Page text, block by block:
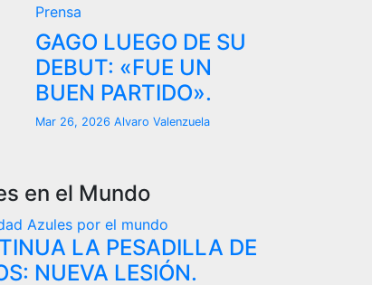
Prensa
GAGO LUEGO DE SU
DEBUT: «FUE UN
BUEN PARTIDO».
Mar 26, 2026 Alvaro Valenzuela
en el Mundo
Azules por el mundo
LA PESADILLA DE
NUEVA LESIÓN.